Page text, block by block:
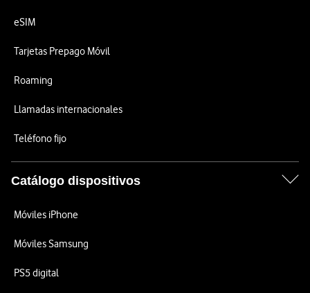
eSIM
Tarjetas Prepago Móvil
Roaming
Llamadas internacionales
Teléfono fijo
Catálogo dispositivos
Móviles iPhone
Móviles Samsung
PS5 digital